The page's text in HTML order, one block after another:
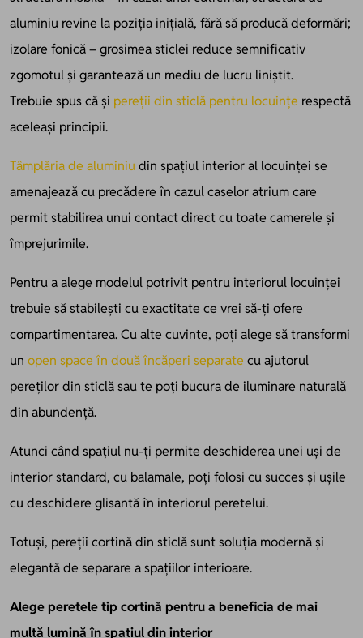
aluminiu revine la poziția inițială, fără să producă deformări;
izolare fonică – grosimea sticlei reduce semnificativ
zgomotul și garantează un mediu de lucru liniștit.
Trebuie spus că și pereții din sticlă pentru locuințe respectă
aceleași principii.
Tâmplăria de aluminiudin spațiul interior al locuinței se
amenajează cu precădere în cazul caselor atrium care
permit stabilirea unui contact direct cu toate camerele și
împrejurimile.
Pentru a alege modelul potrivit pentru interiorul locuinței
trebuie să stabilești cu exactitate ce vrei să-ți ofere
compartimentarea. Cu alte cuvinte, poți alege să transformi
un open space în două încăperi separate cu ajutorul
pereților din sticlă sau te poți bucura de iluminare naturală
din abundență.
Atunci când spațiul nu-ți permite deschiderea unei uși de
interior standard, cu balamale, poți folosi cu succes și ușile
cu deschidere glisantă în interiorul peretelui.
Totuși, pereții cortină din sticlă sunt soluția modernă și
elegantă de separare a spațiilor interioare.
Alege peretele tip cortină pentru a beneficia de mai
multă lumină în spațiul din interior